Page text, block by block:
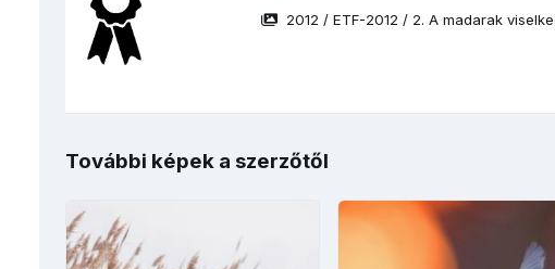
2012 / ETF-2012 / 2. A madarak
További képek a szerzőtől